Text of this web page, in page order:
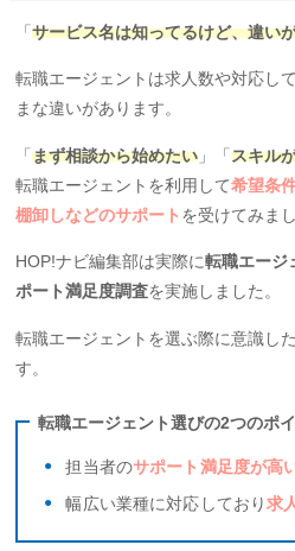
「サービス名は知ってるけど、違い
転職エージェントは求人数や対応し
まな違いがあります。
「まず相談から始めたい 」「スキル
転職エージェントを利用して希望条
棚卸しなどのサポート を受けてみま
HOP!ナビ編集部は実際に転職エージ
ポート満足度調査を実施しました。
転職エージェントを選ぶ際に意識し
す。
転職エージェント選びの2つのポ
担当者のサポート満足度が高
幅広い業種に対応しており求